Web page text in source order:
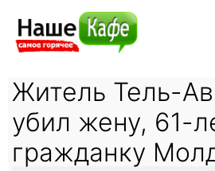
Житель Тель-
убил жену, 61-
гражданку